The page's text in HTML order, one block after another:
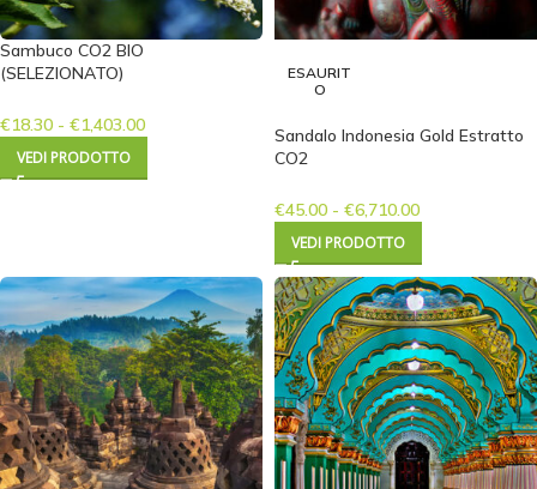
Sambuco CO2 BIO
(SELEZIONATO)
€18.30 - €1,403.00
VEDI PRODOTTO
ESAURIT
O
Sandalo Indonesia Gold Estratto
CO2
€45.00 - €6,710.00
VEDI PRODOTTO